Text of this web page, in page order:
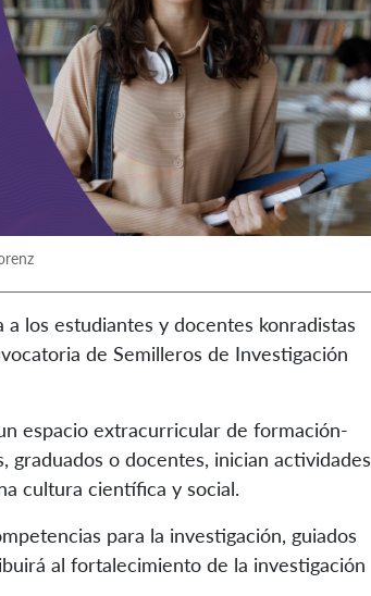
los estudiantes y docentes konradistas
de Semilleros de Investigación
espacio extracurricular de formación-
o docentes, inician actividades
cultura científica y social.
para la investigación, guiados
al fortalecimiento de la investigación